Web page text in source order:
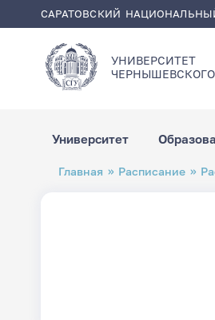
САРАТОВСКИЙ
УНИВЕРСИТЕТ
ЧЕРНЫШЕВСКОГO
Университет
Строка
навигации
Главная Расписание